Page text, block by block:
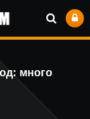
много